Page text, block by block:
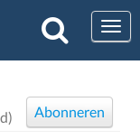
Abonneren